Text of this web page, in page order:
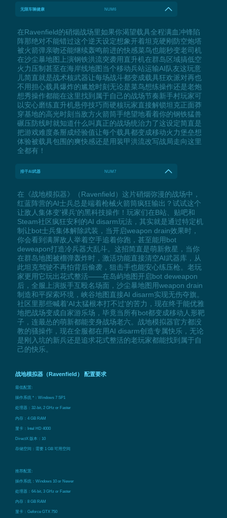
无限车辆健康 NUM6
在Ravenfield的硝烟战场里如果你渴望载具全程满血冲锋陷
阵那绝对不能错过这个逆天设定想象开着坦克硬刚防空炮塔
被火箭弹亲吻还能继续轰鸣前进的快感菜鸟也能秒变老司机
在沙尘暴地图上演钢铁洪流突袭用直升机在群岛区域搞低空
火力压制甚至在海岸线地图当个移动兵站运输AI队友这玩意
儿简直就是战术核武器让每场战斗都变成载具狂欢派对再也
不用担心载具爆炸的尴尬时刻无论是菜鸟想练操作还是老炮
想秀操作都能在这里找到属于自己的战场节奏新手村玩家可
以安心磨练直升机悬停技巧而硬核玩家直接解锁坦克正面莽
穿基地的高光时刻当敌方火箭筒手绝望地看着你的钢铁猛兽
碾压防线时就知道什么叫真正的战场统治力了这设定简直是
把游戏难度条掰成经验值让每个载具都变成移动火力堡垒想
体验被载具包围的爽快感还是用装甲洪流改写战局走向这里
全都有！
排干AI武器 NUM7
在《战地模拟器》（Ravenfield）这片硝烟弥漫的战场中，
红蓝阵营的AI士兵总是端着枪械火箭筒疯狂输出？试试这个
让敌人集体变'裸兵'的黑科技操作！玩家们在B站、贴吧和
Steam社区疯狂安利的AI disarm玩法，其实就是通过特定机
制让bot士兵集体解除武装，当开启weapon drain效果时，
你会看到满屏敌人举着空手追着你跑，甚至能用bot
deweapon打造冷兵器大乱斗。这招简直是萌新救星，当你
在群岛地图被榴弹轰炸时，激活功能直接清空AI武器库，从
此坦克驾驶不再怕背后偷袭，狙击手也能安心练压枪。老玩
家更用它玩出花式整活——在岛屿地图开启bot deweapon
后，全服上演扳手互殴名场面，沙尘暴地图用weapon drain
制造和平探索环境，峡谷地图直接AI disarm实现无伤夺旗。
社区里那些喊着'AI太猛根本打不过'的苦力，现在终于能优雅
地把战场变成自家游乐场，毕竟当所有bot都变成移动人形靶
子，连最怂的萌新都能变身战场老六。战地模拟器官方都没
教的骚操作，现在全服都在用AI disarm创造专属快乐，无论
是刚入坑的新兵还是追求花式整活的老玩家都能找到属于自
己的快乐。
战地模拟器（Ravenfield） 配置要求
最低配置:
操作系统 *：Windows 7 SP1
处理器：32-bit, 2 GHz or Faster
内存：4 GB RAM
显卡：Intel HD 4000
DirectX 版本：10
存储空间：需要 1 GB 可用空间
推荐配置:
操作系统：Windows 10 or Newer
处理器：64-bit, 3 GHz or Faster
内存：8 GB RAM
显卡：Geforce GTX 750